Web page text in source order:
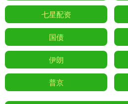
七星配资
国债
伊朗
普京